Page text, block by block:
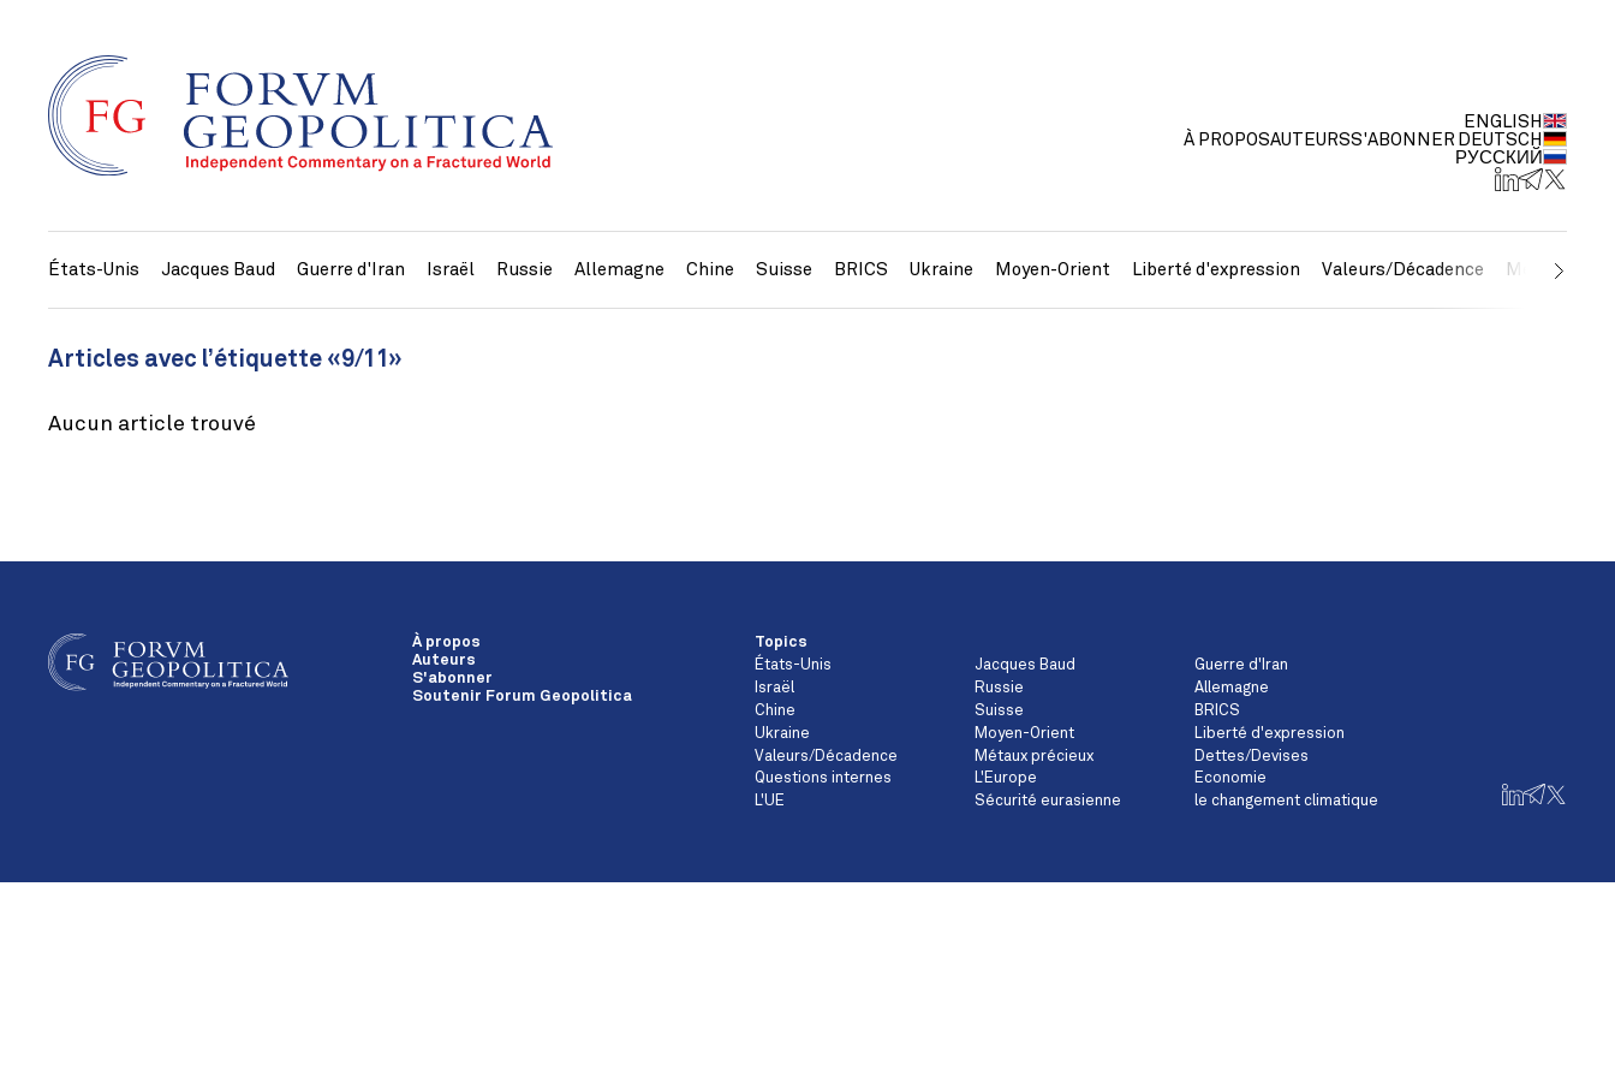
À PROPOSAUTEURSS'ABONNER
ENGLISH
DEUTSCH
РУССКИЙ
États-Unis Jacques Baud Guerre d'Iran Israël Russie Allemagne Chine Suisse BRICS Ukraine Moyen-Orient Liberté d'expression Valeurs/Décadence Métaux
Articles avec l’étiquette «9/11»
Aucun article trouvé
À propos
Auteurs
S'abonner
Soutenir Forum Geopolitica
Topics
États-Unis
Jacques Baud
Guerre d'Iran
Israël
Russie
Allemagne
Chine
Suisse
BRICS
Ukraine
Moyen-Orient
Liberté d'expression
Valeurs/Décadence
Métaux précieux
Dettes/Devises
Questions internes
L'Europe
Economie
L'UE
Sécurité eurasienne le changement climatique